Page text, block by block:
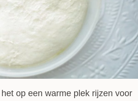
op een warme plek rijzen voor